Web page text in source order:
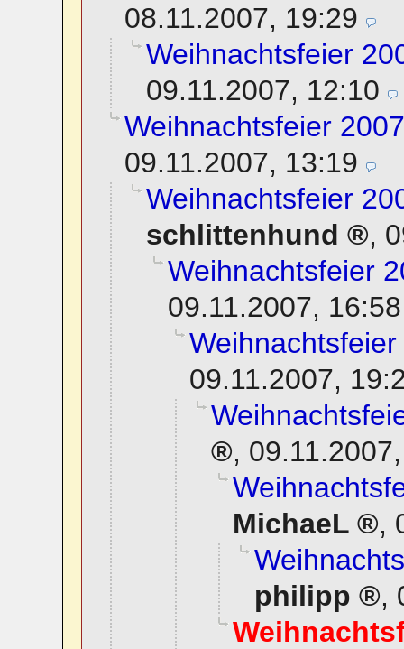
08.11.2007, 19:29
Weihnachtsfeier
09.11.2007, 12:10
Weihnachtsfeier
09.11.2007, 13:19
Weihnachtsfeier
schlittenhund
,
Weihnachtsfeier
09.11.2007, 16:58
09.11.2007,
,
MichaeL
,
philipp
,